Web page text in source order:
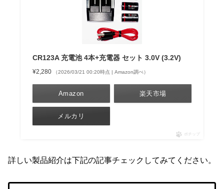
CR123A 充電池 4本+充電器 セット 3.0V (3.2V)
¥2,280 （2026/03/21 00:20時点 | Amazon調べ）
Amazon 楽天市場
メルカリ
ポチップ
詳しい製品紹介は下記の記事チェックしてみてください。